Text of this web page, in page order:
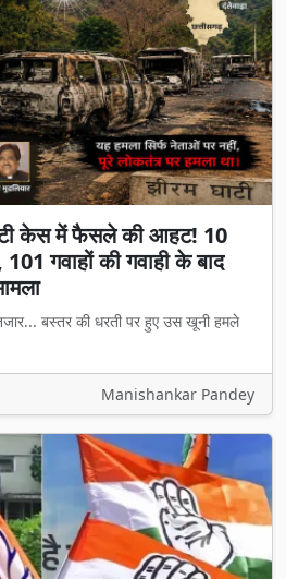
केस में फैसले की आहट! 10
गवाहों की गवाही के बाद
बस्तर की धरती पर हुए उस खूनी हमले
Manishankar Pandey